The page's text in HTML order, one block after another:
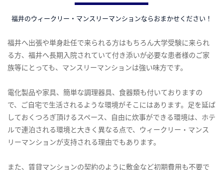
福井のウィークリー・マンスリーマンションならおまかせください！
福井へ出張や単身赴任で来られる方はもちろん大学受験に来られ
る方、福井へ長期入院されていて付き添いが必要な患者様のご家
族等にとっても、マンスリーマンションは強い味方です。
電化製品や家具、簡単な調理器具、食器類も付いておりますの
で、ご自宅で生活されるような環境がそこにはあります。足を延ば
しておくつろぎ頂けるスペース、自由に炊事ができる環境は、ホテ
ルで連泊される環境と大きく異なる点で、ウィークリー・マンス
リーマンションが支持される理由でもあります。
また、賃貸マンションの契約のように敷金など初期費用も不要で